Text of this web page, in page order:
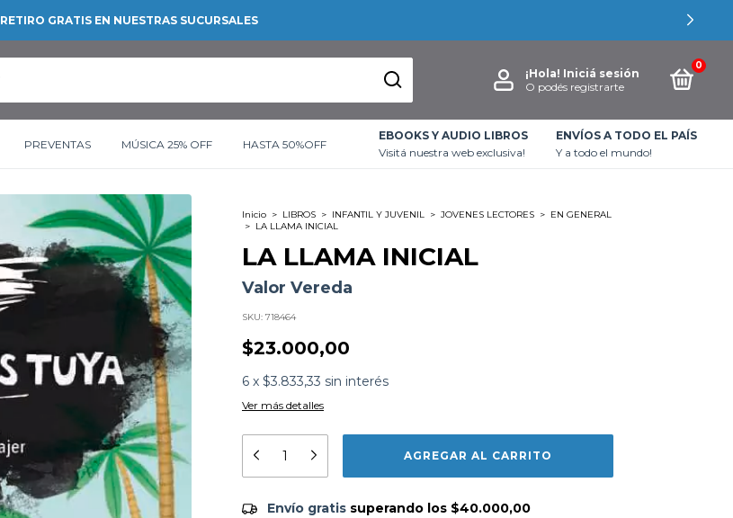
RETIRO GRATIS EN NUESTRAS SUCURSALES
¡Hola! Iniciá sesión
O podés registrarte
0
PREVENTAS MÚSICA 25% OFF HASTA 50%OFF
EBOOKS Y AUDIO LIBROS
Visitá nuestra web exclusiva!
ENVÍOS A TODO EL PAÍS
Y a todo el mundo!
Inicio > LIBROS > INFANTIL Y JUVENIL > JOVENES LECTORES > EN GENERAL
> LA LLAMA INICIAL
LA LLAMA INICIAL
Valor Vereda
SKU: 718464
$23.000,00
6 x $3.833,33 sin interés
Ver más detalles
Envío gratis $40.000,00
Envío gratis superando los $40.000,00